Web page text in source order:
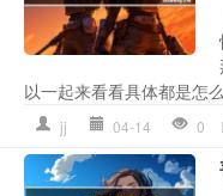
以一起来看看具体都是怎
jj 04-14 0